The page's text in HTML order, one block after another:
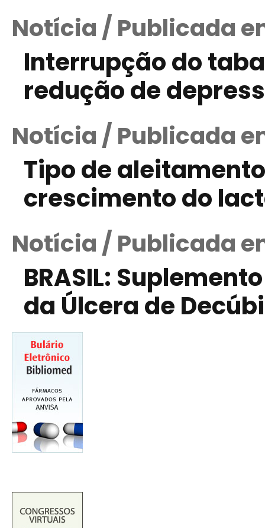
Notícia / Publicada
Interrupção do
redução de
Notícia / Publicada
Tipo de
crescimento do
Notícia / Publicada
BRASIL:
da Úlcera de